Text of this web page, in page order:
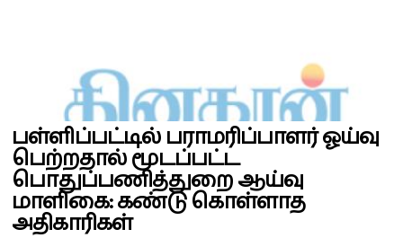
பள்ளிப்பட்டில் பராமரிப்பாளர் ஓய்வு
பெற்றதால் மூடப்பட்ட
பொதுப்பணித்துறை ஆய்வு
மாளிகை: கண்டு கொள்ளாத
அதிகாரிகள்